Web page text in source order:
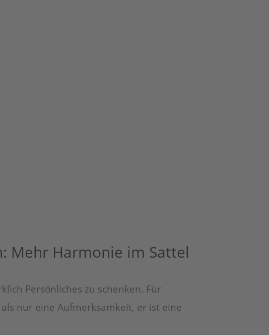
Mehr Harmonie im Sattel
Persönliches zu schenken. Für
nur eine Aufmerksamkeit, er ist eine